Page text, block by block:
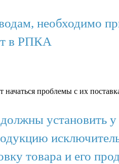
необходимо
в РПКА
проблемы с их
установить у
товара и его